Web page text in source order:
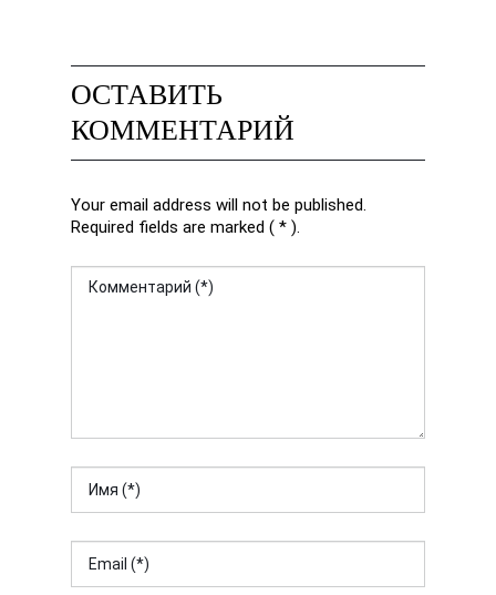
ОСТАВИТЬ
КОММЕНТАРИЙ
Your email address will not be published.
Required fields are marked ( * ).